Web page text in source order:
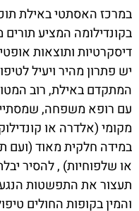
במרכז האסתטי באילת
בקונדילומה המציע
דיסקרטיות ותוצאות
יש פתרון מהיר ויעיל
המתקדם באילת, רוב
עם רופא משפחה,
מקומי (אלדרה או
במידה חלקית מאוד (ועם
או שלפוחיות) , להסיר
תעצור את התפשטות
והמין בקופות החולים